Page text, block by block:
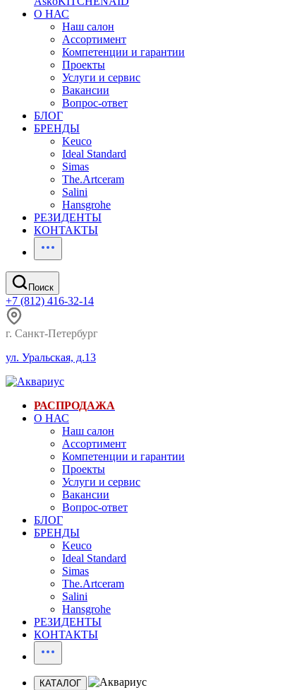
О НАС
Наш салон
Ассортимент
Компетенции и гарантии
Проекты
Услуги и сервис
Вакансии
Вопрос-ответ
БЛОГ
БРЕНДЫ
Keuco
Ideal Standard
Simas
The.Artceram
Salini
Hansgrohe
РЕЗИДЕНТЫ
КОНТАКТЫ
Поиск
+7 (812) 416-32-14
г. Санкт-Петербург
ул. Уральская, д.13
РАСПРОДАЖА
О НАС
Наш салон
Ассортимент
Компетенции и гарантии
Проекты
Услуги и сервис
Вакансии
Вопрос-ответ
БЛОГ
БРЕНДЫ
Keuco
Ideal Standard
Simas
The.Artceram
Salini
Hansgrohe
РЕЗИДЕНТЫ
КОНТАКТЫ
КАТАЛОГ